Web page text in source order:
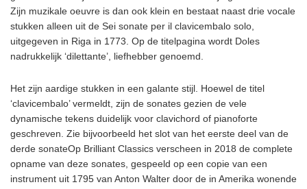
Zijn muzikale oeuvre is dan ook klein en bestaat naast drie vocale
stukken alleen uit de Sei sonate per il clavicembalo solo,
uitgegeven in Riga in 1773. Op de titelpagina wordt Doles
nadrukkelijk ‘dilettante’, liefhebber genoemd.
Het zijn aardige stukken in een galante stijl. Hoewel de titel
‘clavicembalo’ vermeldt, zijn de sonates gezien de vele
dynamische tekens duidelijk voor clavichord of pianoforte
geschreven. Zie bijvoorbeeld het slot van het eerste deel van de
derde sonateOp Brilliant Classics verscheen in 2018 de complete
opname van deze sonates, gespeeld op een copie van een
instrument uit 1795 van Anton Walter door de in Amerika wonende